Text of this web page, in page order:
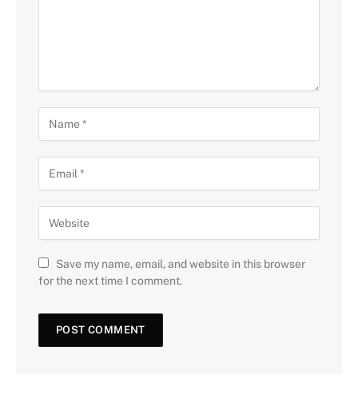
Save my name, email, and website in this browser
for the next time I comment.